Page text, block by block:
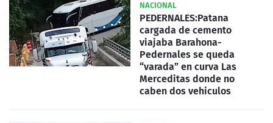
NACIONAL
PEDERNALES:Patana
cargada de cemento
viajaba Barahona-
Pedernales se queda
“varada” en curva Las
Merceditas donde no
caben dos vehiculos